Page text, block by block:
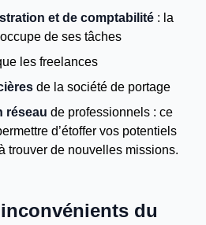
et de comptabilité : la
de ses tâches
les freelances
de la société de portage
réseau de professionnels : ce
d’étoffer vos potentiels
trouver de nouvelles missions.
du